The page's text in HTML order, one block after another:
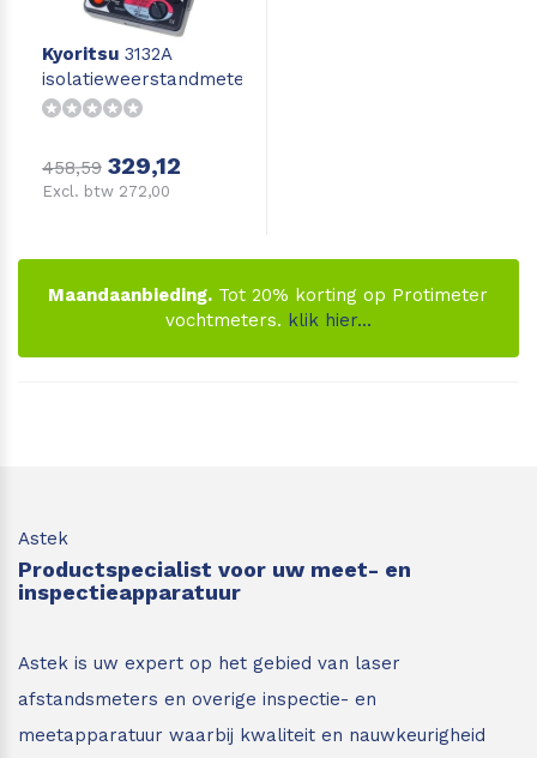
Leica Disto S910
Leica DST360
DISTO Plan app
Leica BLK3D Imager
Hygrometers
Accessoires
Kyoritsu 3132A
isolatieweerstandmeter
458,59 329,12
Excl. btw 272,00
Maandaanbieding. Tot 20% korting op Protimeter
vochtmeters. klik hier...
Astek
Productspecialist voor uw meet- en
inspectieapparatuur
Astek is uw expert op het gebied van laser
afstandsmeters en overige inspectie- en
meetapparatuur waarbij kwaliteit en nauwkeurigheid